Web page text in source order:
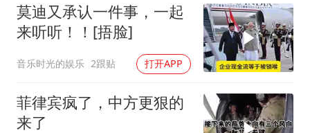
莫迪又承认一件事，一起
来听听！！[捂脸]
音乐时光的娱乐 2跟贴 打开APP
菲律宾疯了，中方更狠的
来了